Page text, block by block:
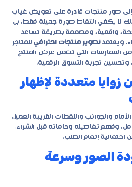
إلى صور منتجات قادرة على تعويض غياب
لذلك لا يكفي التقاط صورة جميلة فقط، بل
واقعية، ومصممة بطريقة تساعد
ويعتمد تصوير منتجات احترافي للمتاجر
الممارسات التي تضمن عرض المنتج
وتحسين تجربة التسوق الرقمية.
زوايا متعددة لإظهار
والجوانب واللقطات القريبة العميل
وفهم تفاصيله وخاماته قبل الشراء،
احتمالية إتمام الطلب.
الصور وسرعة